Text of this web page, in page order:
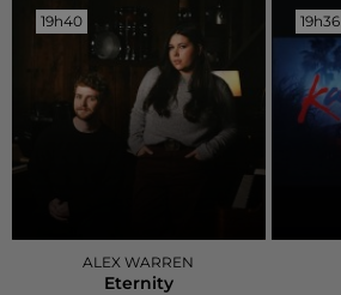
19h40
19h40
ALEX WARREN
Eternity
19h36
19h36